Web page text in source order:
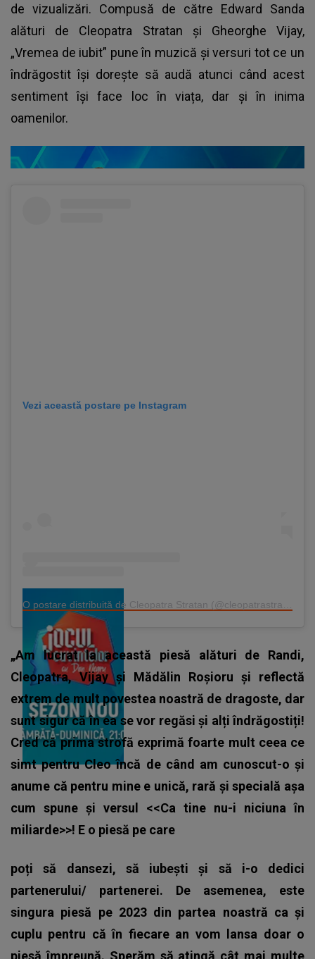
de vizualizări. Compusă de către Edward Sanda
alături de Cleopatra Stratan și Gheorghe Vijay,
„Vremea de iubit” pune în muzică și versuri tot ce un
îndrăgostit își dorește să audă atunci când acest
sentiment își face loc în viața, dar și în inima
oamenilor.
Vezi această postare pe Instagram
„Am lucrat la această piesă alături de Randi,
Cleopatra, Vijay și Mădălin Roșioru și reflectă
extrem de mult povestea noastră de dragoste, dar
sunt sigur că în ea se vor regăsi și alți îndrăgostiți!
Cred că prima strofă exprimă foarte mult ceea ce
simt pentru Cleo încă de când am cunoscut-o și
anume că pentru mine e unică, rară și specială așa
cum spune și versul <<Ca tine nu-i niciuna în
miliarde>>! E o piesă pe care
poți să dansezi, să iubești și să i-o dedici
partenerului/ partenerei. De asemenea, este
singura piesă pe 2023 din partea noastră ca și
cuplu pentru că în fiecare an vom lansa doar o
piesă împreună. Sperăm să atingă cât mai multe